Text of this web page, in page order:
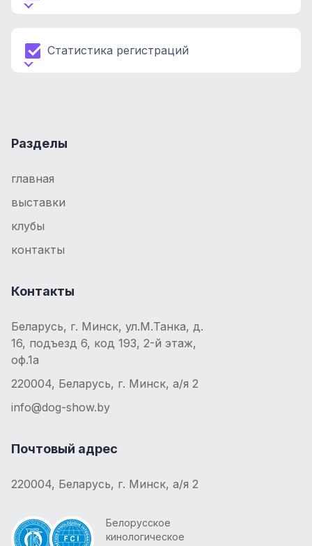
Статистика регистраций
Белорусское
кинологическое
Разделы
главная
выставки
клубы
контакты
Контакты
Беларусь, г. Минск, ул.М.Танка, д.
16, подъезд 6, код 193, 2-й этаж,
оф.1а
220004, Беларусь, г. Минск, а/я 2
info@dog-show.by
Почтовый адрес
220004, Беларусь, г. Минск, а/я 2